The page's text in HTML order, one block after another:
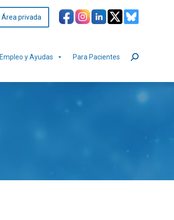
Área privada
Empleo y Ayudas Para Pacientes Buscar: